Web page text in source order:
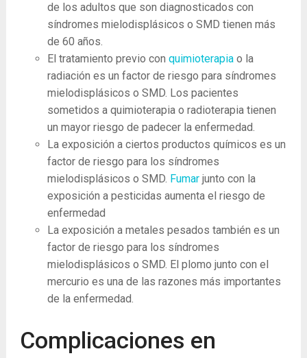
de los adultos que son diagnosticados con
síndromes mielodisplásicos o SMD tienen más
de 60 años.
El tratamiento previo con quimioterapia o la
radiación es un factor de riesgo para síndromes
mielodisplásicos o SMD. Los pacientes
sometidos a quimioterapia o radioterapia tienen
un mayor riesgo de padecer la enfermedad.
La exposición a ciertos productos químicos es un
factor de riesgo para los síndromes
mielodisplásicos o SMD. Fumar junto con la
exposición a pesticidas aumenta el riesgo de
enfermedad
La exposición a metales pesados ​​también es un
factor de riesgo para los síndromes
mielodisplásicos o SMD. El plomo junto con el
mercurio es una de las razones más importantes
de la enfermedad.
Complicaciones en